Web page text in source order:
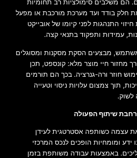
הם משלבים סימולציות רב תחומיות
חלק בודד ועד מערכת מורכבת או מפעל
התנהגות לפני קיומו של אובייקט
עמידות ותפקוד בתנאי קצה.
משתמש, מבצעים הסקת מסקנות ומסוגלים
מחזור חיי מוצר מלא: קונספט, תכן
חוזר ורה-גנרציה. בכך הם תורמים
תוך צמצום עלויות ניסוי וטעייה
לשוק.
שיתוף הפעולה
עצמה כשותפה אסטרטגית לעידן
ידע ומומחיות הופכים לנכס המרכזי
באמצעות עבודה משותפת בזמן